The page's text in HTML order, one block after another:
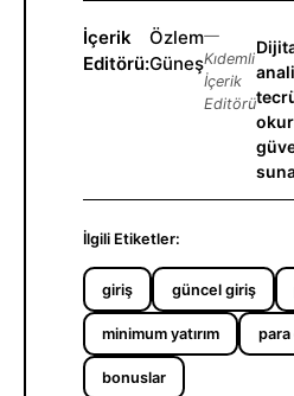
İçerik
Editörü:
Özlem
Güneş
—
Kıdemli
İçerik
Editörü
İlgili Etiketler:
giriş güncel giriş
minimum yatırım para
bonuslar